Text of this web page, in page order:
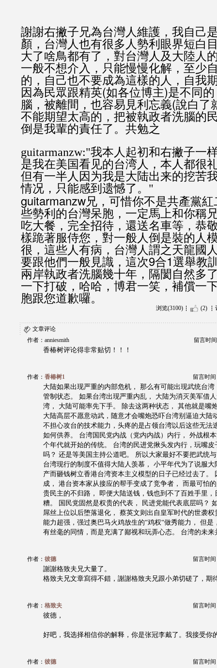
謝謝右撇子兄為台灣人維護，我自己
顏，台灣人也有很多人勢利眼界短白
大了啥鳥都有了，對台灣人及大陸人
一般不想介入，只能慢慢化解，至少
的，自己也不要成為這樣的人，自我
因為民眾跟精英(如各位博主)是不同
腦，被離間，也容易見利忘義(說白了
不能期望太高的，把被執政者洗腦的
倒是我輩的責任了。共勉之
guitarmanzw:"我本人起初和右撇子一
是我在美国看见的台湾人，本人都很
但有一半人因为我是大陆出来的挖苦
情况，只能感到遗憾了。"
guitarmanzw兄，可惜你不是共產黨
些勢利的台灣呆胞，一定馬上和你稱
吃大餐，完全招待，還送名車等，恭
樣跪著服侍您，對一般人倒是裝的人
很，這些人有病，台灣人謂之天龍國
要跟他們一般見識，這次9合1選舉教
兩岸執政者洗腦幾十年，隔閡自然多
一下打破，哈哈，博君一笑，補償一
胞跟您道歉囉。
浏览(3100) (2)
文章评论
作者：anniesmith
留言时
香椿树评论得非常贴切！！！
作者： 香椿树1 留言时间
大陆如果出现严重的内部危机， 那么有可能出现武统台
管制状态。 如果台湾出现严重内乱， 大陆为消灭美军借
湾， 大陆可能率先下手。 除去这两种状态， 其他就是嘴
大陆高层不愿意动武，随意才会嘴炮恐吓台湾别逼迫大陆
不担心攻台的技术能力，头疼的是占领台湾以后这些无法
如何供养。 台湾国民党内战（党内内战）内行， 外战根
个年代就开始的传统。 台湾的民进党揪头发内行，玩嘴皮
吗？ 还是等美国主持公道吧。 所以大家最好不要把武统
台湾现行的制度不值得大陆人羡慕， 小平年代为了说服
产而砸钱树立香港台湾资本主义模型的日子已经过去了。
成， 港台资本家从接应的帮手变成了竞争者， 而最可怕
贵民主的不归路， 即便大陆送钱，钱也到不了百姓手里，
糟。 国民党固然是权贵的代表， 民进党能代表底层吗？
屌丝上位以后堕落退化， 蔡英文则出自皇军时代的世袭
能力超强，强过奥巴马火鸡放生的“鸡权“做秀能力， 但是
有丝毫的同情，而是充满了鄙视和玩弄心态。 台湾的未来
作者： 彼德 留言时间
謝謝格致夫兄大量了。
格致夫兄文章寫得不錯，謝謝格致夫兄跟小弟切磋了，期
作者： 格致夫 留言时间
彼德，
好吧，我选择相信你的解释，你是张冠李戴了。我接受你
作者： 彼德 留言时间